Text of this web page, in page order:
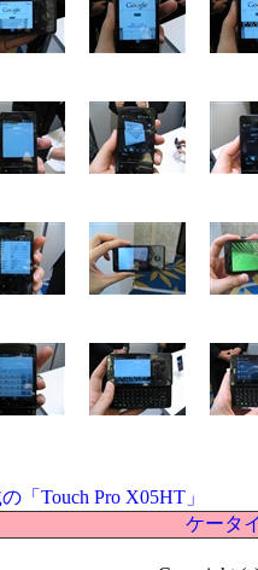
「Touch Pro X05HT」
ケータ